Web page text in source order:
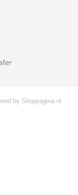
by Shoppagina.nl